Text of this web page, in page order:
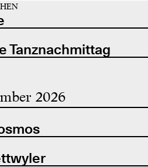
Tanznachmittag
2026